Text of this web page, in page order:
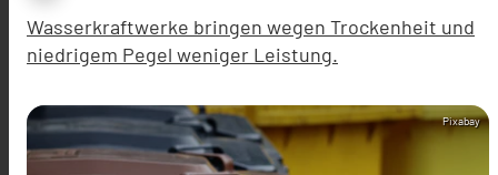
Wasserkraftwerke bringen wegen Trockenheit und
niedrigem Pegel weniger Leistung.
Pixabay